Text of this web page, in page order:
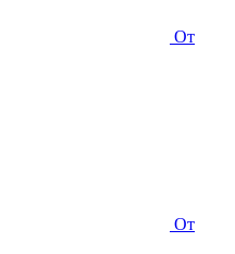
От
От